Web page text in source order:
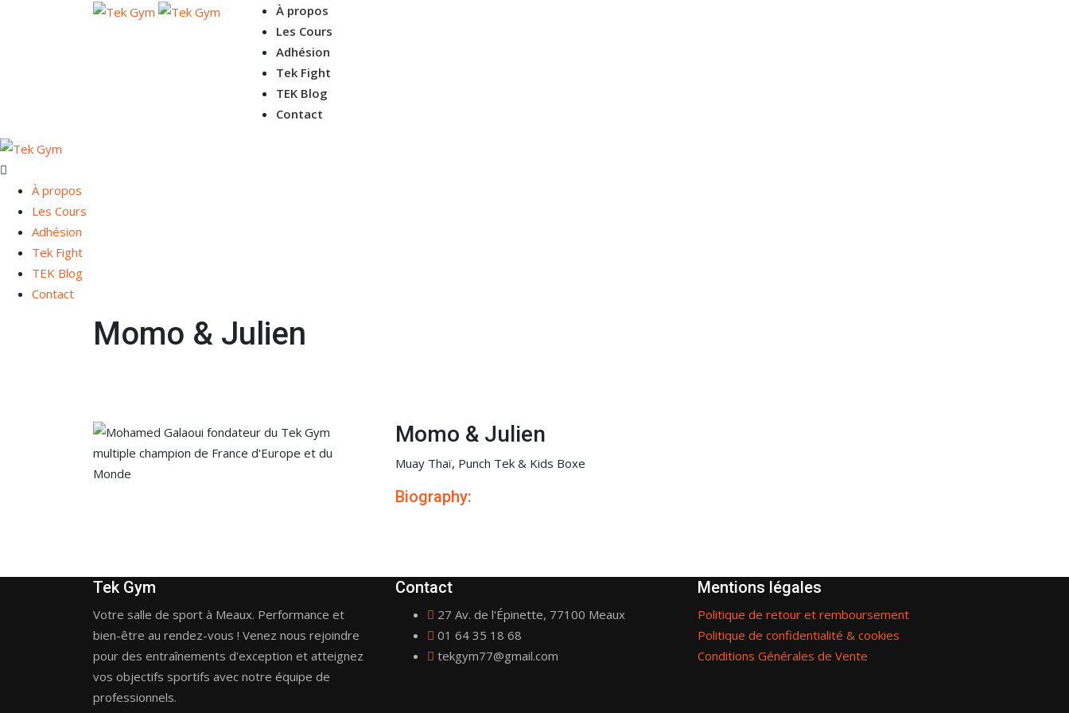
À propos
Les Cours
Adhésion
Tek Fight
TEK Blog
Contact
À propos
Les Cours
Adhésion
Tek Fight
TEK Blog
Contact
Momo & Julien
Momo & Julien
Muay Thaï, Punch Tek & Kids Boxe
Biography:
Tek Gym
Votre salle de sport à Meaux. Performance et
bien-être au rendez-vous ! Venez nous rejoindre
pour des entraînements d'exception et atteignez
vos objectifs sportifs avec notre équipe de
professionnels.
Contact
27 Av. de l'Épinette, 77100 Meaux
01 64 35 18 68
tekgym77@gmail.com
Mentions légales
Politique de retour et remboursement
Politique de confidentialité & cookies
Conditions Générales de Vente